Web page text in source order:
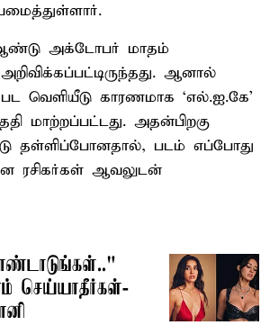
அக்டோபர் மாதம்
ஆனால்
பட வெளியீடு காரணமாக ‘எல்.ஐ.கே’
மாற்றப்பட்டது. அதன்பிறகு
தள்ளிப்போனதால், படம் எப்போது
ரசிகர்கள் ஆவலுடன்
செய்யாதீர்கள்-